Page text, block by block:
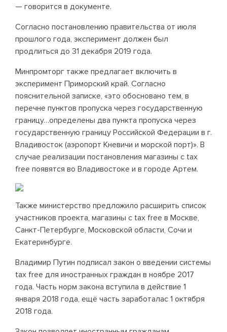
— говорится в документе.
Согласно постановлению правительства от июля
прошлого года, эксперимент должен был
продлиться до 31 декабря 2019 года.
Минпромторг также предлагает включить в
эксперимент Приморский край. Согласно
пояснительной записке, «это обосновано тем, в
перечне пунктов пропуска через государственную
границу…определены два пункта пропуска через
государственную границу Российской Федерации в г.
Владивосток (аэропорт Кневичи и морской порт)». В
случае реализации постановления магазины с tax
free появятся во Владивостоке и в городе Артем.
Также министерство предложило расширить список
участников проекта, магазины с tax free в Москве,
Санкт-Петербурге, Московской области, Сочи и
Екатеринбурге.
Владимир Путин подписал закон о введении системы
tax free для иностранных граждан в ноябре 2017
года. Часть норм закона вступила в действие 1
января 2018 года, ещё часть заработалас 1 октября
2018 года.